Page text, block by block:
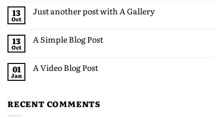
13
Oct
Just another post with A Gallery
13
Oct
A Simple Blog Post
01
Jan
A Video Blog Post
RECENT COMMENTS